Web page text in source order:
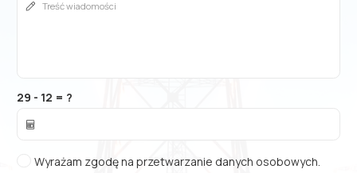
29 - 12 = ?
Wyrażam zgodę na przetwarzanie danych osobowych.